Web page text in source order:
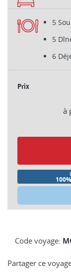
5
5
6
Prix
Code voyage:
Partager ce